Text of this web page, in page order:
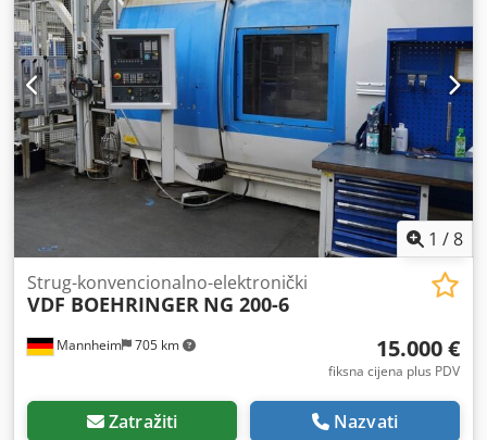
1 /8
Mannheim 705 km
Strug-konvencionalno-elektronički
VDF BOEHRINGER NG 200-6
15.000 €
fiksna cijena plus PDV
Zatražiti Nazvati